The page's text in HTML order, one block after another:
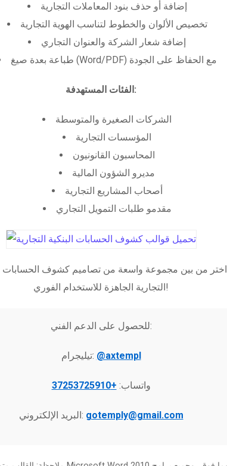
إضافة أو حذف بنود المعاملات التجارية
تخصيص الألوان والخطوط لتناسب الهوية التجارية
إضافة شعار الشركة والعنوان التجاري
طباعة بعدة صيغ (Word/PDF) مع الحفاظ على الجودة
الفئات المستهدفة:
الشركات الصغيرة والمتوسطة
المؤسسات التجارية
المحاسبون القانونيون
مديرو الشؤون المالية
أصحاب المشاريع التجارية
مقدمو طلبات التمويل التجاري
اختر من بين مجموعة واسعة من تصاميم كشوف الحسابات
التجارية الجاهزة للاستخدام الفوري!
للحصول على الدعم الفني:
تيليجرام: @axtempl
واتساب: +37253725910
البريد الإلكتروني: gotemply@gmail.com